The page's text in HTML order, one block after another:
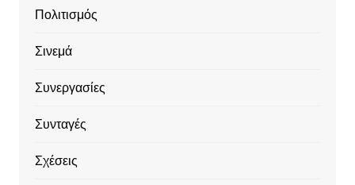
Πολιτισμός
Σινεμά
Συνεργασίες
Συνταγές
Σχέσεις